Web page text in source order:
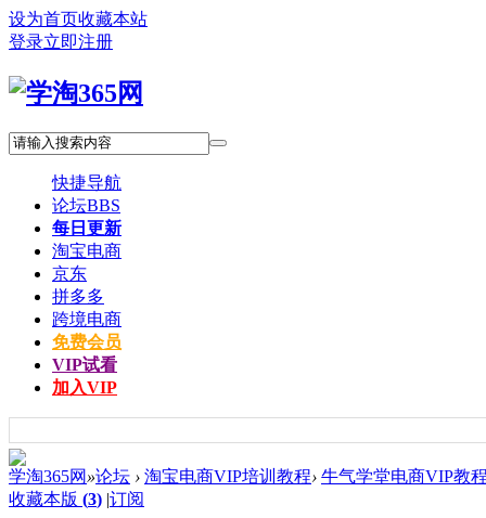
设为首页收藏本站
登录立即注册
快捷导航
论坛BBS
每日更新
淘宝电商
京东
拼多多
跨境电商
免费会员
VIP试看
加入VIP
学淘365网 »论坛 › 淘宝电商VIP培训教程› 牛气学堂电商VIP教
收藏本版 (3) |订阅